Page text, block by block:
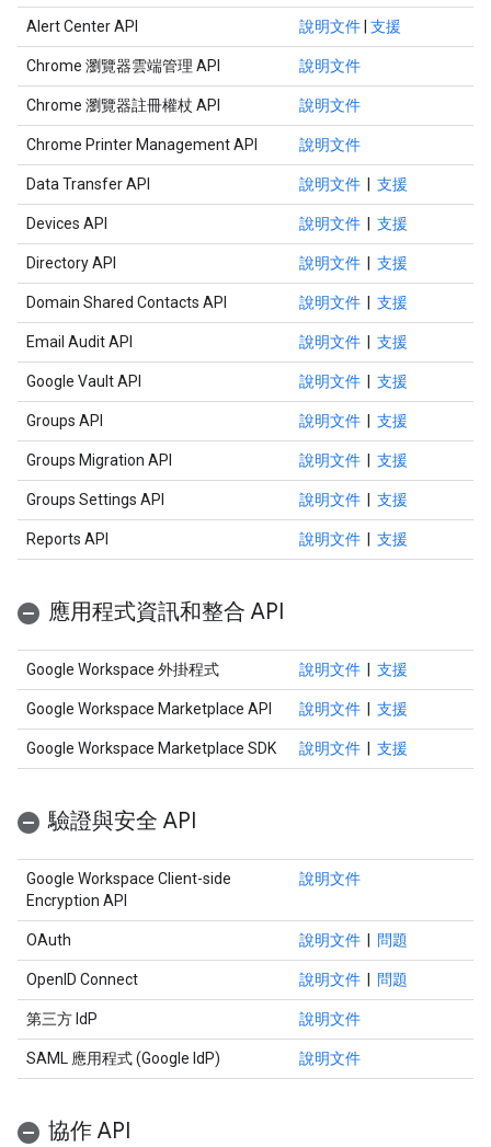
Alert Center API 說明文件 支援
Chrome 瀏覽器雲端管理 API 說明文件
Chrome 瀏覽器註冊權杖 API 說明文件
Chrome Printer Management API 說明文件
Data Transfer API 說明文件 支援
Devices API 說明文件 支援
Directory API 說明文件 支援
Domain Shared Contacts API 說明文件 支援
Email Audit API 說明文件 支援
Google Vault API 說明文件 支援
Groups API 說明文件 支援
Groups Migration API 說明文件 支援
Groups Settings API 說明文件 支援
Reports API 說明文件 支援
應用程式資訊和整合 API
Google Workspace 外掛程式 說明文件 支援
Google Workspace Marketplace API 說明文件 支援
Google Workspace Marketplace SDK 說明文件 支援
驗證與安全 API
Google Workspace Client-side
Encryption API
說明文件
OAuth 說明文件 問題
OpenID Connect 說明文件 問題
第三方 IdP 說明文件
SAML 應用程式 (Google IdP) 說明文件
協作 API